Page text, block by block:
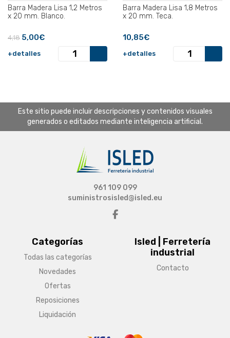
Barra Madera Lisa 1,2 Metros
x 20 mm. Blanco.
4,18 5,00€
+detalles
Barra Madera Lisa 1,8 Metros
x 20 mm. Teca.
10,85€
+detalles
Este sitio puede incluir descripciones y contenidos visuales
generados o editados mediante inteligencia artificial.
Categorías
Todas las categorías
Novedades
Ofertas
Reposiciones
Liquidación
Isled | Ferretería
industrial
Contacto
961 109 099
suministrosisled@isled.eu